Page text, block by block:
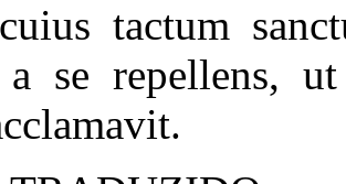
tactum
a se repellens,